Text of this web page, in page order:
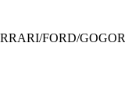
FORD/